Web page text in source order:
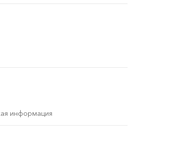
информация